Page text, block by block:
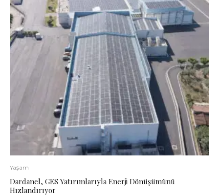
Yaşam
Dardanel, GES Yatırımlarıyla Enerji Dönüşümünü
Hızlandırıyor